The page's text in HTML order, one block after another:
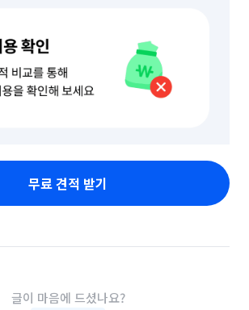
무료 견적 받기
글이 마음에 드셨나요?